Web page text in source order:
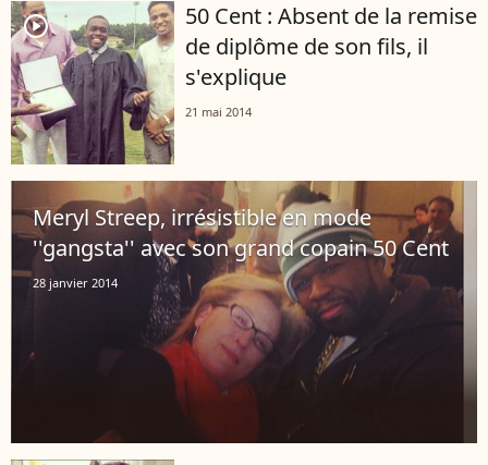
player2
50 Cent : Absent de la remise
de diplôme de son fils, il
s'explique
21 mai 2014
Meryl Streep, irrésistible en mode
''gangsta'' avec son grand copain 50 Cent
28 janvier 2014